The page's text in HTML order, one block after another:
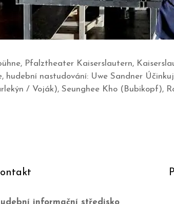
Pfalztheater Kaiserslautern,
hudební nastudování: Uwe Sandner
/ Voják), Seunghee Kho (Bubikopf),
informační středisko